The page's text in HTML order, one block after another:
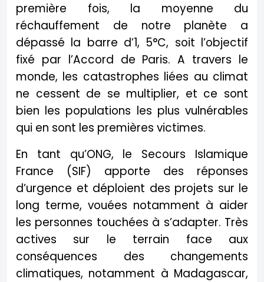
première fois, la moyenne du
réchauffement de notre planète a
dépassé la barre d’1, 5°C, soit l’objectif
fixé par l’Accord de Paris. A travers le
monde, les catastrophes liées au climat
ne cessent de se multiplier, et ce sont
bien les populations les plus vulnérables
qui en sont les premières victimes.
En tant qu’ONG, le Secours Islamique
France (SIF) apporte des réponses
d’urgence et déploient des projets sur le
long terme, vouées notamment à aider
les personnes touchées à s’adapter. Très
actives sur le terrain face aux
conséquences des changements
climatiques, notamment à Madagascar,